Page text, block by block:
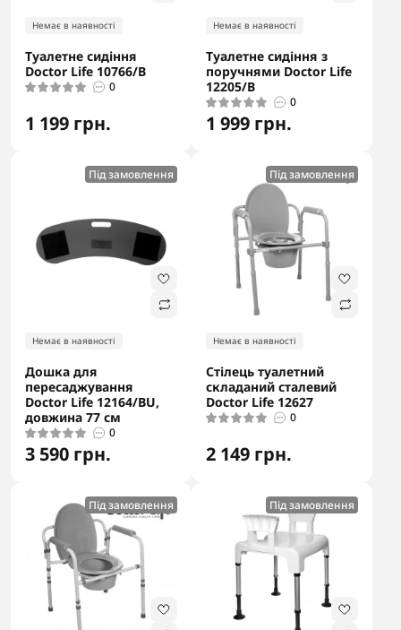
Немає в наявності
Туалетне сидіння
Doctor Life 10766/В
0
1 199 грн.
Немає в наявності
Туалетне сидіння з
поручнями Doctor Life
12205/В
0
1 999 грн.
Під замовлення
Немає в наявності
Дошка для
пересаджування
Doctor Life 12164/BU,
довжина 77 см
0
3 590 грн.
Під замовлення
Немає в наявності
Стілець туалетний
складаний сталевий
Doctor Life 12627
0
2 149 грн.
Під замовлення Під замовлення